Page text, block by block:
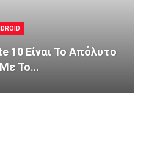
10 Είναι Το Απόλυτο
Το…